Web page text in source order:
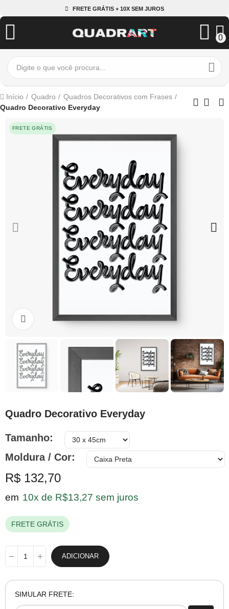
FRETE GRÁTIS + 10X SEM JUROS
0
Início Quadro
Quadros Decorativos com Frases
Quadro Decorativo Everyday
FRETE GRÁTIS
Clique para ampliar
Quadro Decorativo Everyday
Tamanho
Moldura / Cor
R$ 132,70
em 10x de R$13,27 sem juros
FRETE GRÁTIS
ADICIONAR
SIMULAR FRETE: